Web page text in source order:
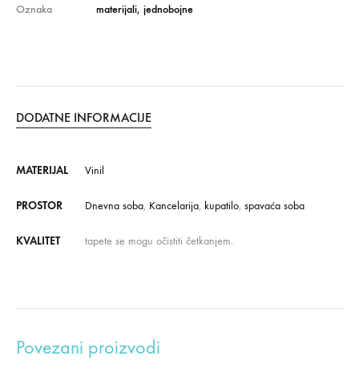
Oznaka
materijali, jednobojne
DODATNE INFORMACIJE
MATERIJAL Vinil
PROSTOR Dnevna soba, Kancelarija, kupatilo, spavaća soba
KVALITET tapete se mogu očistiti četkanjem.
Povezani proizvodi